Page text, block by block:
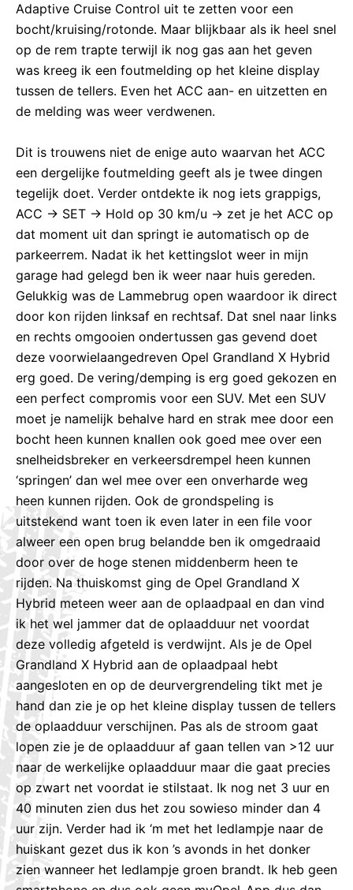
Adaptive Cruise Control uit te zetten voor een
bocht/kruising/rotonde. Maar blijkbaar als ik heel snel
op de rem trapte terwijl ik nog gas aan het geven
was kreeg ik een foutmelding op het kleine display
tussen de tellers. Even het ACC aan- en uitzetten en
de melding was weer verdwenen.
Dit is trouwens niet de enige auto waarvan het ACC
een dergelijke foutmelding geeft als je twee dingen
tegelijk doet. Verder ontdekte ik nog iets grappigs,
ACC -> SET -> Hold op 30 km/u -> zet je het ACC op
dat moment uit dan springt ie automatisch op de
parkeerrem. Nadat ik het kettingslot weer in mijn
garage had gelegd ben ik weer naar huis gereden.
Gelukkig was de Lammebrug open waardoor ik direct
door kon rijden linksaf en rechtsaf. Dat snel naar links
en rechts omgooien ondertussen gas gevend doet
deze voorwielaangedreven Opel Grandland X Hybrid
erg goed. De vering/demping is erg goed gekozen en
een perfect compromis voor een SUV. Met een SUV
moet je namelijk behalve hard en strak mee door een
bocht heen kunnen knallen ook goed mee over een
snelheidsbreker en verkeersdrempel heen kunnen
‘springen’ dan wel mee over een onverharde weg
heen kunnen rijden. Ook de grondspeling is
uitstekend want toen ik even later in een file voor
alweer een open brug belandde ben ik omgedraaid
door over de hoge stenen middenberm heen te
rijden. Na thuiskomst ging de Opel Grandland X
Hybrid meteen weer aan de oplaadpaal en dan vind
ik het wel jammer dat de oplaadduur net voordat
deze volledig afgeteld is verdwijnt. Als je de Opel
Grandland X Hybrid aan de oplaadpaal hebt
aangesloten en op de deurvergrendeling tikt met je
hand dan zie je op het kleine display tussen de tellers
de oplaadduur verschijnen. Pas als de stroom gaat
lopen zie je de oplaadduur af gaan tellen van >12 uur
naar de werkelijke oplaadduur maar die gaat precies
op zwart net voordat ie stilstaat. Ik nog net 3 uur en
40 minuten zien dus het zou sowieso minder dan 4
uur zijn. Verder had ik ‘m met het ledlampje naar de
huiskant gezet dus ik kon ’s avonds in het donker
zien wanneer het ledlampje groen brandt. Ik heb geen